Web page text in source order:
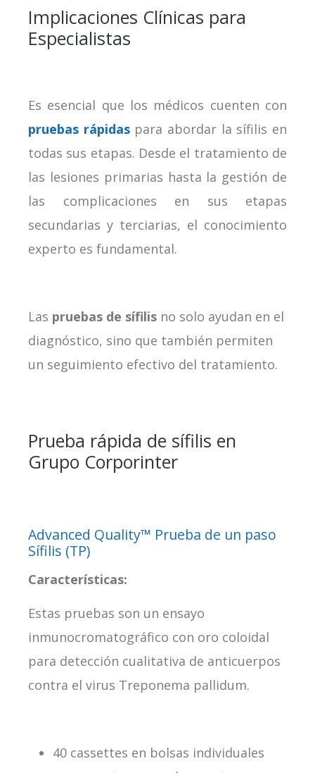
Implicaciones Clínicas para
Especialistas
Es esencial que los médicos cuenten con
pruebas rápidaspara abordar la sífilis en
todas sus etapas. Desde el tratamiento de
las lesiones primarias hasta la gestión de
las complicaciones en sus etapas
secundarias y terciarias, el conocimiento
experto es fundamental.
Las pruebas de sífilis no solo ayudan en el
diagnóstico, sino que también permiten
un seguimiento efectivo del tratamiento.
Prueba rápida de sífilis en
Grupo Corporinter
Advanced Quality™ Prueba de un paso
Sífilis (TP)
Características:
Estas pruebas son un ensayo
inmunocromatográfico con oro coloidal
para detección cualitativa de anticuerpos
contra el virus Treponema pallidum.
40 cassettes en bolsas individuales